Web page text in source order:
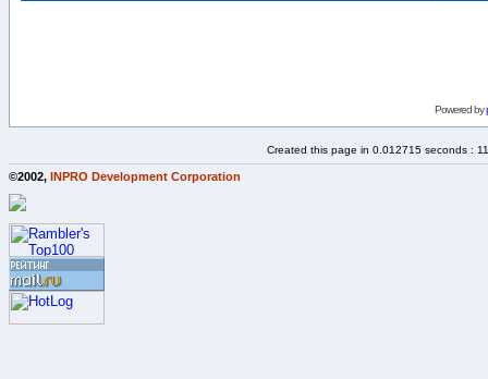
Powered by
Created this page in 0.012715 seconds :
©2002, INPRO Development Corporation